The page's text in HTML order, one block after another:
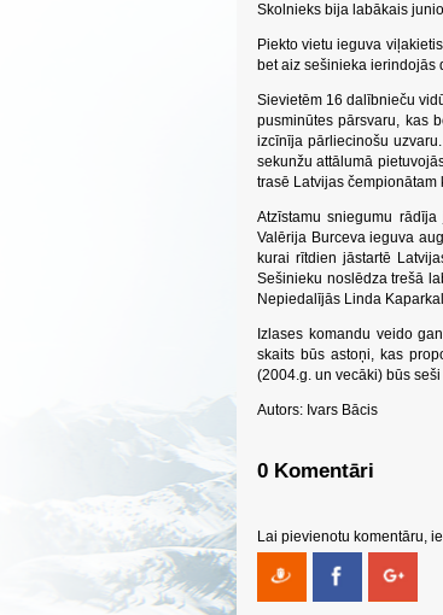
Skolnieks bija labākais
Piekto vietu ieguva
bet aiz sešinieka ierindojās
Sievietēm 16 dalībnieču
pusminūtes pārsvaru, kas
izcīnīja pārliecinošu
sekunžu attālumā
trasē Latvijas čempionātam
Atzīstamu sniegumu
Valērija Burceva ieguva
kurai rītdien jāstartē
Sešinieku noslēdza trešā
Nepiedalījās Linda
Izlases komandu veido
skaits būs astoņi, kas
(2004.g. un vecāki) būs
Autors: Ivars Bācis
0 Komentāri
Lai pievienotu komentāru,